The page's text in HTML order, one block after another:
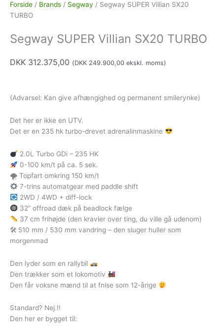
Forside / Brands / Segway / Segway SUPER Villian SX20
TURBO
Segway SUPER Villian SX20 TURBO
DKK 312.375,00 (DKK 249.900,00 ekskl. moms)
(Advarsel: Kan give afhængighed og permanent smilerynke)
Det her er ikke en UTV.
Det er en 235 hk turbo-drevet adrenalinmaskine
2.0L Turbo GDi – 235 HK
0-100 km/t på ca. 5 sek.
🌪 Topfart omkring 150 km/t
7-trins automatgear med paddle shift
2WD / 4WD + diff-lock
32” offroad dæk på beadlock fælge
37 cm frihøjde (den kravler over ting, du ville gå udenom)
🛠 510 mm / 530 mm vandring – den sluger huller som
morgenmad
Den lyder som en rallybil
Den trækker som et lokomotiv
Den får voksne mænd til at fnise som 12-årige
Standard? Nej.!!
Den her er bygget til: